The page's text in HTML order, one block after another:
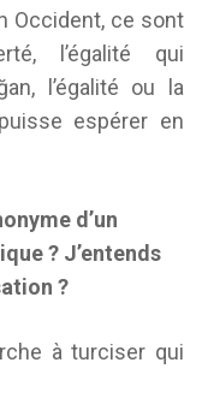
Occident, ce sont
l’égalité qui
l’égalité ou la
espérer en
d’un
? J’entends
?
à turciser qui